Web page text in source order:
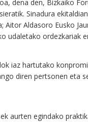
dena den, Bizkaiko
Sinadura
Aldasoro Eusko
udaletako
iaz hartutako
diren pertsonen eta
aurten egindako